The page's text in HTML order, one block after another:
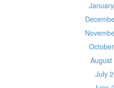
August
July